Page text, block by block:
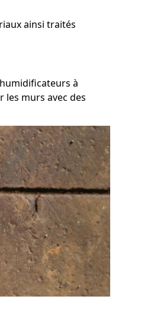
ainsi traités
à
murs avec des